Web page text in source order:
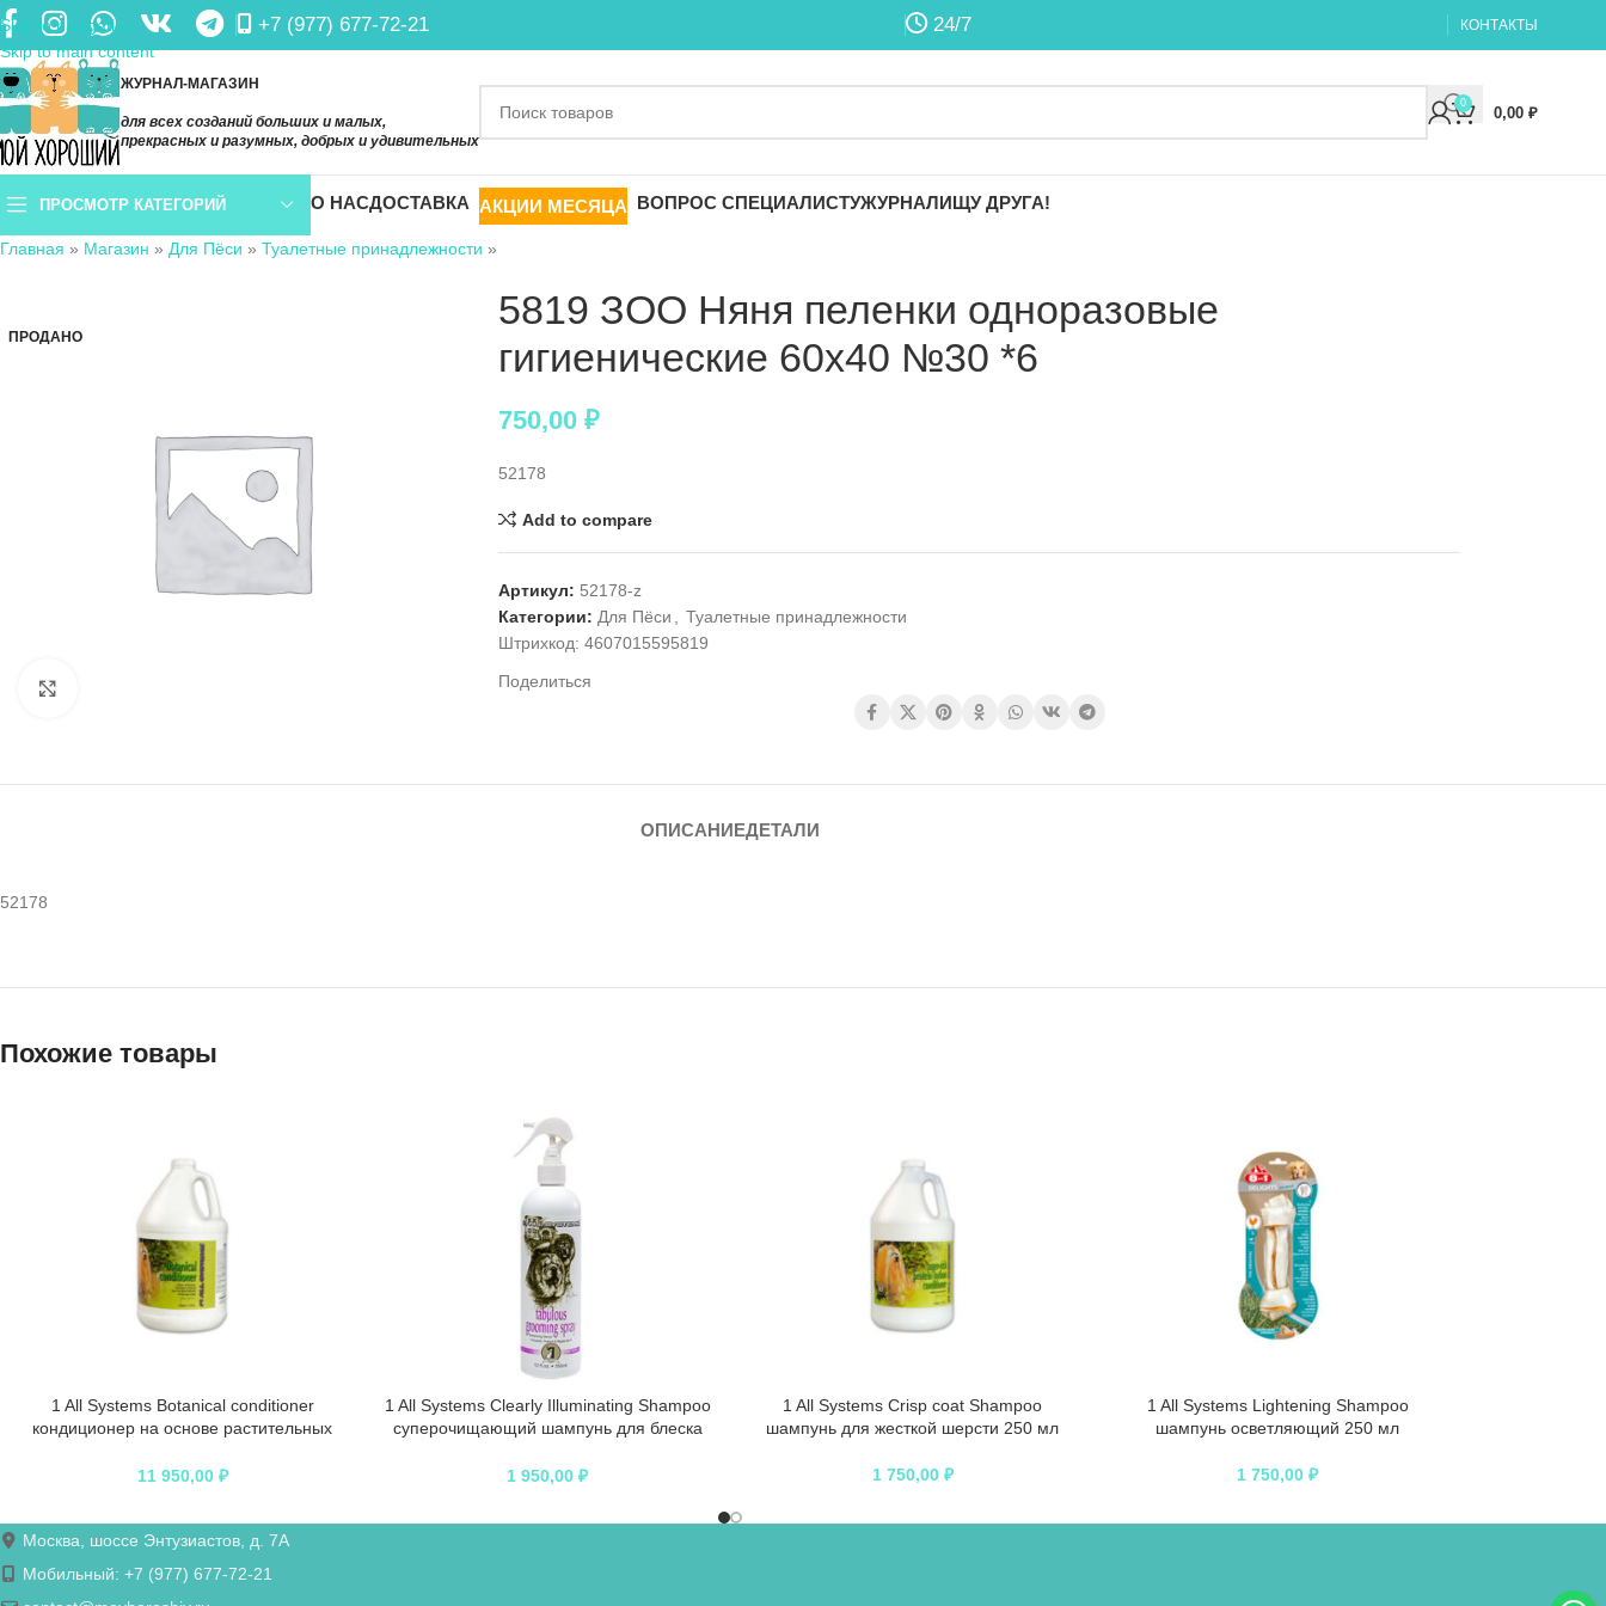
Skip to navigation
Skip to main content
+7 (977) 677-72-21 24/7 КОНТАКТЫ
ЖУРНАЛ-МАГАЗИН
для всех созданий больших и малых,
прекрасных и разумных, добрых и удивительных
0
0,00 ₽
ПРОСМОТР КАТЕГОРИЙ О НАСДОСТАВКА АКЦИИ МЕСЯЦА ВОПРОС СПЕЦИАЛИСТУЖУРНАЛИЩУ ДРУГА!
Главная » Магазин » Для Пёси » Туалетные принадлежности »
ПРОДАНО
5819 ЗОО Няня пеленки одноразовые
гигиенические 60х40 №30 *6
750,00₽
52178
Add to compare
Артикул: 52178-z
Категории: Для Пёси
Туалетные принадлежности
Штрихкод:4607015595819
Поделиться
ОПИСАНИЕДЕТАЛИ
52178
Похожие товары
1 All Systems Botanical conditioner
кондиционер на основе растительных
11 950,00 ₽
1 All Systems Clearly Illuminating Shampoo
суперочищающий шампунь для блеска
1 950,00₽
1 All Systems Crisp coat Shampoo
шампунь для жесткой шерсти 250 мл
1 750,00 ₽
1 All Systems Lightening Shampoo
шампунь осветляющий 250 мл
1 750,00₽
Москва, шоссе Энтузиастов, д. 7А
Мобильный: +7 (977) 677-72-21